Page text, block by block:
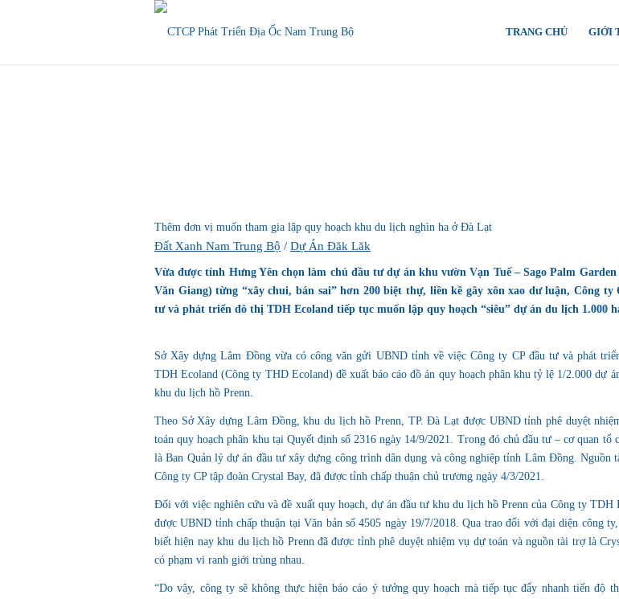
TRANG CHỦ GIỚI
Thêm đơn vị muốn tham gia lập quy hoạch khu du lịch nghìn ha ở Đà Lạt
Đất Xanh Nam Trung Bộ / Dự Án Đăk Lăk
Vừa được tỉnh Hưng Yên chọn làm chủ đầu tư dự án khu vườn Vạn Tuế – Sago Palm Garden
Văn Giang) từng “xây chui, bán sai” hơn 200 biệt thự, liền kề gây xôn xao dư luận, Công ty
tư và phát triển đô thị TDH Ecoland tiếp tục muốn lập quy hoạch “siêu” dự án du lịch 1.000
Sở Xây dựng Lâm Đồng vừa có công văn gửi UBND tỉnh về việc Công ty CP đầu tư và phát
TDH Ecoland (Công ty THD Ecoland) đề xuất báo cáo đồ án quy hoạch phân khu tỷ lệ 1/2.000 dự
khu du lịch hồ Prenn.
Theo Sở Xây dựng Lâm Đồng, khu du lịch hồ Prenn, TP. Đà Lạt được UBND tỉnh phê duyệt
toán quy hoạch phân khu tại Quyết định số 2316 ngày 14/9/2021. Trong đó chủ đầu tư – cơ quan tổ
là Ban Quản lý dự án đầu tư xây dựng công trình dân dụng và công nghiệp tỉnh Lâm Đồng. Nguồn
Công ty CP tập đoàn Crystal Bay, đã được tỉnh chấp thuận chủ trương ngày 4/3/2021.
Đối với việc nghiên cứu và đề xuất quy hoạch, dự án đầu tư khu du lịch hồ Prenn của Công ty TDH
được UBND tỉnh chấp thuận tại Văn bản số 4505 ngày 19/7/2018. Qua trao đổi với đại diện công
biết hiện nay khu du lịch hồ Prenn đã được tỉnh phê duyệt nhiệm vụ dự toán và nguồn tài trợ là
có phạm vi ranh giới trùng nhau.
“Do vậy, công ty sẽ không thực hiện báo cáo ý tưởng quy hoạch mà tiếp tục đẩy nhanh tiến độ